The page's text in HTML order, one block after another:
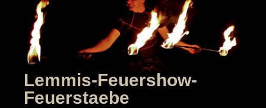
Lemmis-Feuershow-
Feuerstaebe